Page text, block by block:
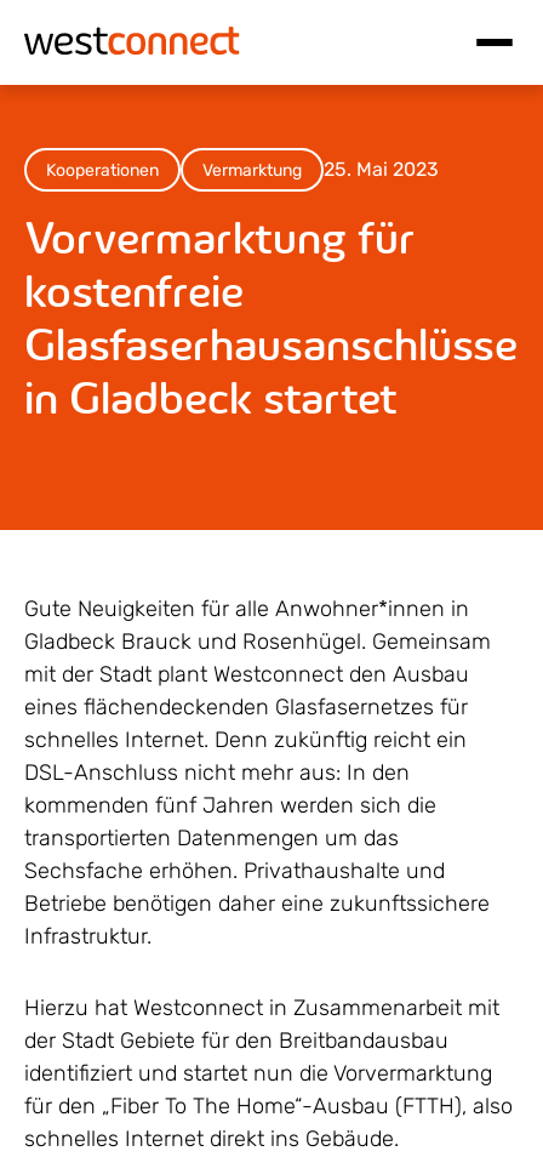
Hauptnavigation
Kooperationen Vermarktung 25. Mai 2023
Vorvermarktung für
kostenfreie
Glasfaserhausanschlüsse
in Gladbeck startet
Gute Neuigkeiten für alle Anwohner*innen in
Gladbeck Brauck und Rosenhügel. Gemeinsam
mit der Stadt plant Westconnect den Ausbau
eines flächendeckenden Glasfasernetzes für
schnelles Internet. Denn zukünftig reicht ein
DSL-Anschluss nicht mehr aus: In den
kommenden fünf Jahren werden sich die
transportierten Datenmengen um das
Sechsfache erhöhen. Privathaushalte und
Betriebe benötigen daher eine zukunftssichere
Infrastruktur.
Hierzu hat Westconnect in Zusammenarbeit mit
der Stadt Gebiete für den Breitbandausbau
identifiziert und startet nun die Vorvermarktung
für den „Fiber To The Home“-Ausbau (FTTH), also
schnelles Internet direkt ins Gebäude.